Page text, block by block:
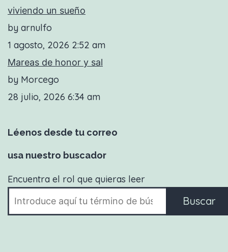
viviendo un sueño
by arnulfo
1 agosto, 2026 2:52 am
Mareas de honor y sal
by Morcego
28 julio, 2026 6:34 am
Léenos desde tu correo
usa nuestro buscador
Encuentra el rol que quieras leer
Buscar